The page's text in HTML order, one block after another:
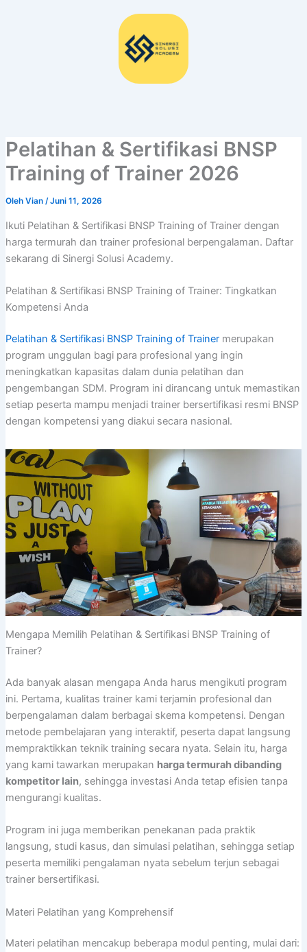
Pelatihan & Sertifikasi BNSP
Training of Trainer 2026
Oleh Vian /Juni 11, 2026
Ikuti Pelatihan & Sertifikasi BNSP Training of Trainer dengan
harga termurah dan trainer profesional berpengalaman. Daftar
sekarang di Sinergi Solusi Academy.
Pelatihan & Sertifikasi BNSP Training of Trainer: Tingkatkan
Kompetensi Anda
Pelatihan & Sertifikasi BNSP Training of Trainermerupakan
program unggulan bagi para profesional yang ingin
meningkatkan kapasitas dalam dunia pelatihan dan
pengembangan SDM. Program ini dirancang untuk memastikan
setiap peserta mampu menjadi trainer bersertifikasi resmi BNSP
dengan kompetensi yang diakui secara nasional.
Mengapa Memilih Pelatihan & Sertifikasi BNSP Training of
Trainer?
Ada banyak alasan mengapa Anda harus mengikuti program
ini. Pertama, kualitas trainer kami terjamin profesional dan
berpengalaman dalam berbagai skema kompetensi. Dengan
metode pembelajaran yang interaktif, peserta dapat langsung
mempraktikkan teknik training secara nyata. Selain itu, harga
yang kami tawarkan merupakan harga termurah dibanding
kompetitor lain, sehingga investasi Anda tetap efisien tanpa
mengurangi kualitas.
Program ini juga memberikan penekanan pada praktik
langsung, studi kasus, dan simulasi pelatihan, sehingga setiap
peserta memiliki pengalaman nyata sebelum terjun sebagai
trainer bersertifikasi.
Materi Pelatihan yang Komprehensif
Materi pelatihan mencakup beberapa modul penting, mulai dari: